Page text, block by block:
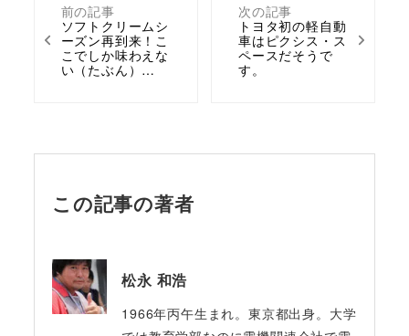
前の記事
ソフトクリームシ
ーズン再到来！こ
こでしか味わえな
い（たぶん）…
次の記事
トヨタ初の軽自動
車はピクシス・ス
ペースだそうで
す。
この記事の著者
松永 和浩
1966年丙午生まれ。東京都出身。大学